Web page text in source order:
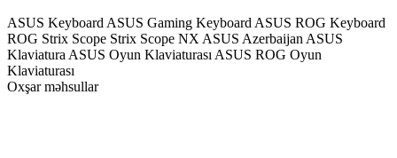
ASUS Keyboard ASUS Gaming Keyboard ASUS ROG Keyboard
ROG Strix Scope Strix Scope NX ASUS Azerbaijan ASUS
Klaviatura ASUS Oyun Klaviaturası ASUS ROG Oyun
Klaviaturası
Oxşar məhsullar